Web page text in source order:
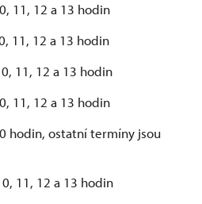
12 a 13 hodin
12 a 13 hodin
12 a 13 hodin
12 a 13 hodin
ostatní termíny jsou
12 a 13 hodin